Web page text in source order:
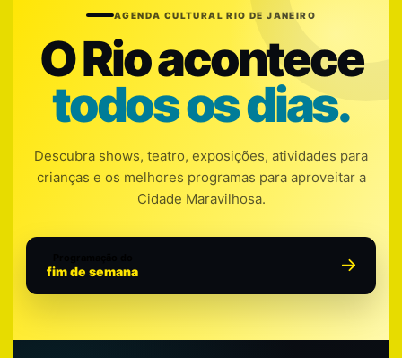
AGENDA CULTURAL RIO DE JANEIRO
O Rio acontece
todos os dias.
Descubra shows, teatro, exposições, atividades para
crianças e os melhores programas para aproveitar a
Cidade Maravilhosa.
fim de semana